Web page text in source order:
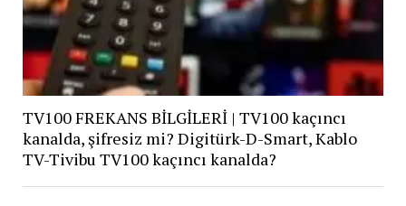
TV100 FREKANS BİLGİLERİ | TV100 kaçıncı
kanalda, şifresiz mi? Digitürk-D-Smart, Kablo
TV-Tivibu TV100 kaçıncı kanalda?